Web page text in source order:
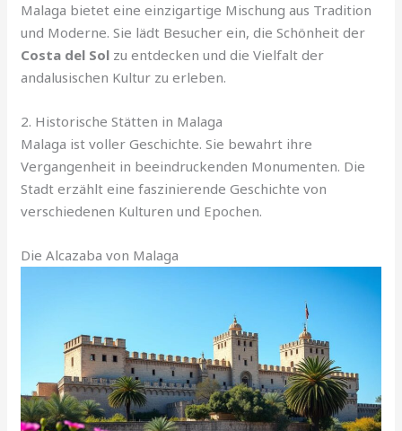
Malaga bietet eine einzigartige Mischung aus Tradition
und Moderne. Sie lädt Besucher ein, die Schönheit der
Costa del Sol zu entdecken und die Vielfalt der
andalusischen Kultur zu erleben.
2. Historische Stätten in Malaga
Malaga ist voller Geschichte. Sie bewahrt ihre
Vergangenheit in beeindruckenden Monumenten. Die
Stadt erzählt eine faszinierende Geschichte von
verschiedenen Kulturen und Epochen.
Die Alcazaba von Malaga